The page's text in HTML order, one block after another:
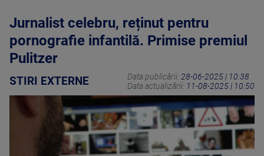
Jurnalist celebru, reținut pentru
pornografie infantilă. Primise premiul
Pulitzer
STIRI EXTERNE Data publicării: 28-06-2025 | 10:38
Data actualizării: 11-08-2025 | 10:50